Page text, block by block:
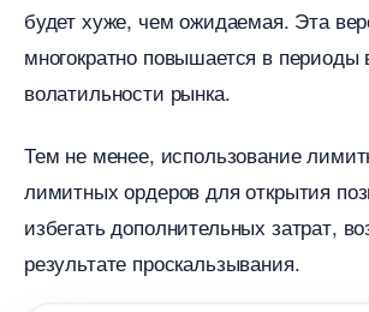
удет хуже, чем ожидаемая. Эта
многократно повышается в периоды
олатильности рынка.
Тем не менее, использование
лимитных ордеров для открытия
избегать дополнительных затрат,
результате проскальзывания.